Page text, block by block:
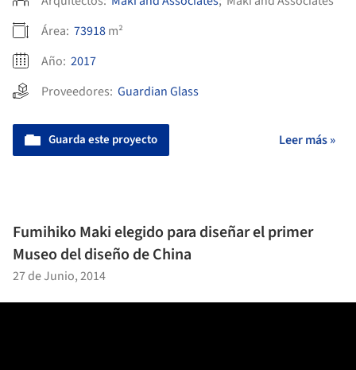
Área: 73918m²
Año: 2017
Proveedores: Guardian Glass
Guarda este proyecto Leer más »
Fumihiko Maki elegido para diseñar el primer
Museo del diseño de China
27 de Junio, 2014